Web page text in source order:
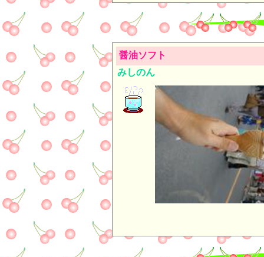
醤油ソフト
みしのん